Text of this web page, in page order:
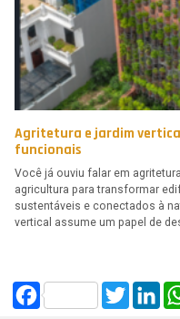
Agritetura e jardim
funcionais
Você já ouviu falar em
agricultura para transformar
sustentáveis e conectados à
vertical assume um papel de
Facebook Twitter